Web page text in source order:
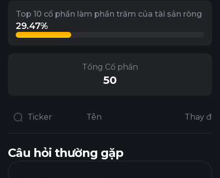
Top 10 cổ phần làm phần trăm của tài sản ròng
29.47%
Tổng Cổ phần
50
Ticker Tên
Câu hỏi thường gặp